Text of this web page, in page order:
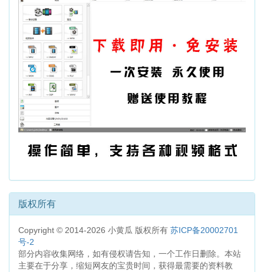
版权所有
Copyright © 2014-2026 小黄瓜 版权所有 苏ICP备20002701
号-2
部分内容收集网络，如有侵权请告知，一个工作日删除。本站
主要在于分享，缩短网友的宝贵时间，获得最需要的资料教